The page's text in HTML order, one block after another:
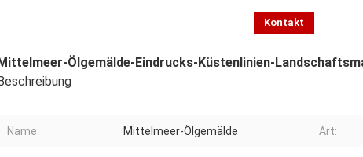
Kontakt
Mittelmeer-Ölgemälde-Eindrucks-Küstenlinien-
Beschreibung
Name: Mittelmeer-Ölgemälde Art: